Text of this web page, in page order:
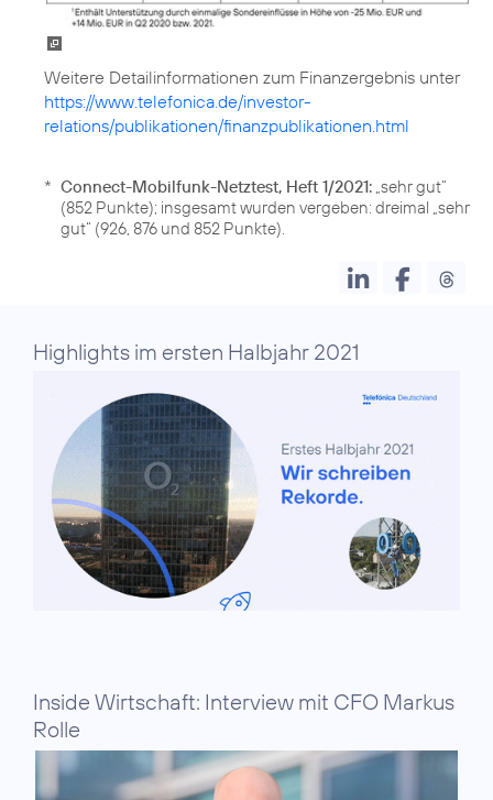
https://www.telefonica.de/investor-
relations/publikationen/finanzpublikationen.html
* Connect-Mobilfunk-Netztest, Heft 1/2021: „sehr gut“
(852 Punkte); insgesamt wurden vergeben: dreimal „sehr
gut“ (926, 876 und 852 Punkte).
Highlights im ersten Halbjahr 2021
Inside Wirtschaft: Interview mit CFO Markus
Rolle